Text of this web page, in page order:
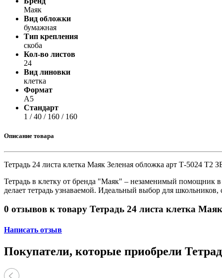
Маяк
Вид обложки
бумажная
Тип крепления
скоба
Кол-во листов
24
Вид линовки
клетка
Формат
А5
Стандарт
1 / 40 / 160 / 160
Описание товара
Тетрадь 24 листа клетка Маяк Зеленая обложка арт Т-5024 Т2
Тетрадь в клетку от бренда "Маяк" – незаменимый помощник
делает тетрадь узнаваемой. Идеальный выбор для школьников,
0 отзывов к товару Тетрадь 24 листа клетка
Написать отзыв
Покупатели, которые приобрели